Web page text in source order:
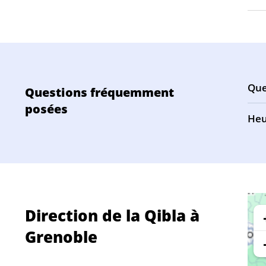
Questions fréquemment
posées
Direction de la Qibla à
Grenoble